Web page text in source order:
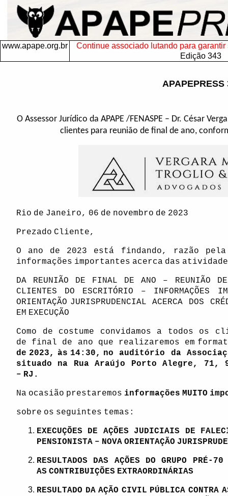
www.apape.org.br
Continue associado lutando para
Edição 343
APAPEPRESS
O Assessor Jurídico da APAPE /FENASPE – Dr. César
clientes para reunião de final de ano,
Rio de Janeiro, 06 de novembro de 2023
Prezado Cliente,
O ano de 2023 está findando, razão
pela
informações importantes acerca das
DA REUNIÃO DE FINAL DE ANO – REUNIÃO DE
CLIENTES DO ESCRITÓRIO – INFORMAÇÕES
ORIENTAÇÃO JURISPRUDENCIAL ACERCA DOS
EM EXECUÇÃO
Como de costume convidamos a todos os
de final de ano que realizaremos em
de 2023, às 14:30, no auditório da
situado na Rua Araújo Porto Alegre, 71,
– RJ.
Na ocasião prestaremos informações MUITO
sobre os seguintes temas:
EXECUÇÕES DE AÇÕES JUDICIAIS DE
PENSIONISTA – NOVA ORIENTAÇÃO
RESULTADOS DAS AÇÕES DO GRUPO PRÉ-70
AS CONTRIBUIÇÕES EXTRAORDINÁRIAS
RESULTADO DA AÇÃO CIVIL PÚBLICA CONTRA